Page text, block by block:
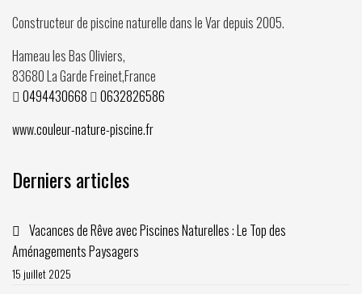
Constructeur de piscine naturelle dans le Var depuis2005.
Hameau les Bas Oliviers,
83680La Garde Freinet,France
0494430668
0632826586
www.couleur-nature-piscine.fr
Derniers articles
Vacances de Rêve avec Piscines Naturelles : Le Top des
Aménagements Paysagers
15 juillet 2025